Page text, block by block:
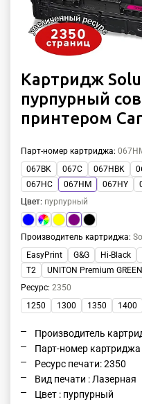
Картридж
пурпурный
принтером
Парт-номер картриджа:
067BK
067C 067HBK
067HC
067HM 067HY
Цвет: пурпурный
Производитель картриджа:
EasyPrint
G&G Hi-Black
T2
UNITON Premium
Ресурс: 2350
1250
1300 1350 1400
Производитель
Парт-номер картриджа
Ресурс печати: 2350
Вид печати : Лазерная
Цвет : пурпурный